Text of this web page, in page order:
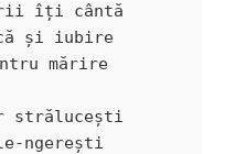
îți cântă
și iubire
mărire
strălucești
ngerești